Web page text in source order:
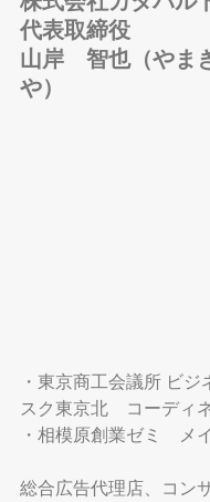
代表取締役
山岸　智也（やま
や）
・東京商工会議所 ビ
スク東京北　コーディ
・相模原創業ゼミ　メ
総合広告代理店、コン